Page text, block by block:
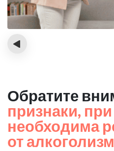
‹
Обратите
признаки,
необходима
от